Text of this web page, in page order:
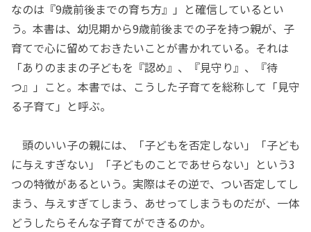
なのは『9歳前後までの育ち方』」と確信しているとい
う。本書は、幼児期から9歳前後までの子を持つ親が、子
育てで心に留めておきたいことが書かれている。それは
「ありのままの子どもを『認め』、『見守り』、『待
つ』」こと。本書では、こうした子育てを総称して「見守
る子育て」と呼ぶ。
頭のいい子の親には、「子どもを否定しない」「子ども
に与えすぎない」「子どものことであせらない」という3
つの特徴があるという。実際はその逆で、つい否定してし
まう、与えすぎてしまう、あせってしまうものだが、一体
どうしたらそんな子育てができるのか。